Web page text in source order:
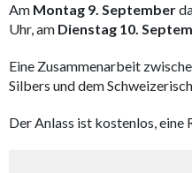
Am Montag 9. September
Uhr, am Dienstag 10.
Eine Zusammenarbeit
Silbers und dem
Der Anlass ist kostenlos,